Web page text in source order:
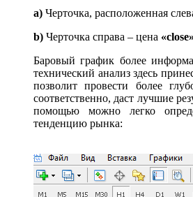
a) Черточка, расположенная
b) Черточка справа – цена «close»
Баровый график более
технический анализ здесь
позволит провести более
соответственно, даст лучшие
помощью можно легко
тенденцию рынка: